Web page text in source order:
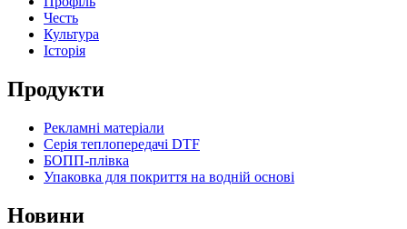
Честь
Культура
Історія
Продукти
Рекламні матеріали
Серія теплопередачі DTF
БОПП-плівка
Упаковка для покриття на водній основі
Новини